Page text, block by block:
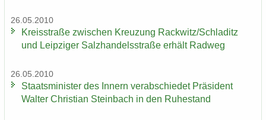
26.05.2010
Kreis­stra­ße zwi­schen Kreu­zung Rack­witz/Schla­ditz
und Leip­zi­ger Salz­han­dels­stra­ße er­hält Rad­weg
26.05.2010
Staats­mi­nis­ter des In­nern ver­ab­schie­det Prä­si­dent
Wal­ter Chris­ti­an Stein­bach in den Ru­he­stand